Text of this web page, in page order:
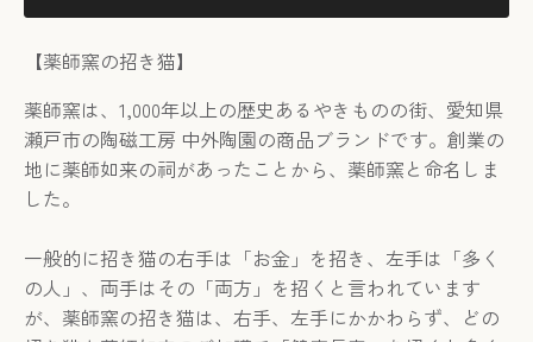
【薬師窯の招き猫】
薬師窯は、1,000年以上の歴史あるやきものの街、愛知県
瀬戸市の陶磁工房 中外陶園の商品ブランドです。創業の
地に薬師如来の祠があったことから、薬師窯と命名しま
した。
一般的に招き猫の右手は「お金」を招き、左手は「多く
の人」、両手はその「両方」を招くと言われています
が、薬師窯の招き猫は、右手、左手にかかわらず、どの